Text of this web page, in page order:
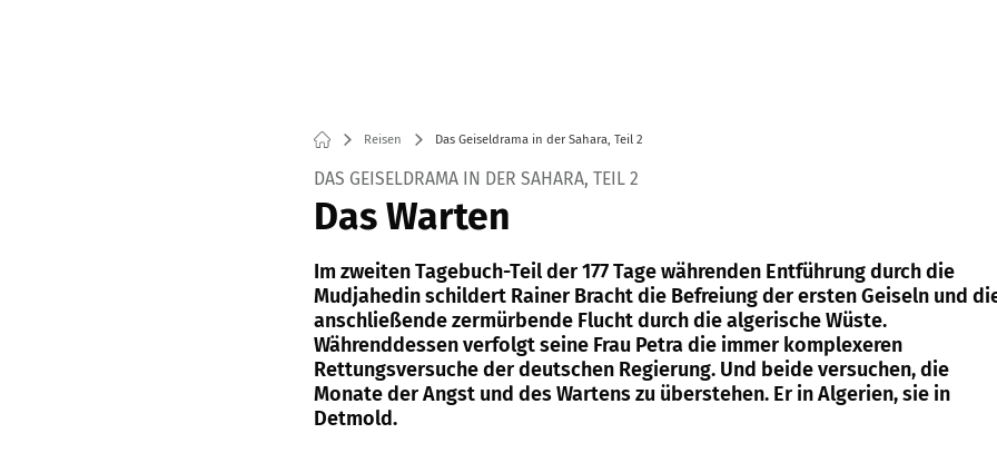
Reisen Das Geiseldrama in der Sahara, Teil 2
DAS GEISELDRAMA IN DER SAHARA, TEIL 2
Das Warten
Im zweiten Tagebuch-Teil der 177 Tage währenden Entführung durch die
Mudjahedin schildert Rainer Bracht die Befreiung der ersten Geiseln und
anschließende zermürbende Flucht durch die algerische Wüste.
Währenddessen verfolgt seine Frau Petra die immer komplexeren
Rettungsversuche der deutschen Regierung. Und beide versuchen, die
Monate der Angst und des Wartens zu überstehen. Er in Algerien, sie in
Detmold.